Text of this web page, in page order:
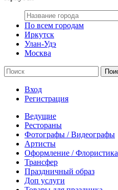
По всем городам
Иркутск
Улан-Удэ
Москва
Вход
Регистрация
Ведущие
Рестораны
Фотографы / Видеографы
Артисты
Оформление / Флористика
Трансфер
Праздничный образ
Доп услуги